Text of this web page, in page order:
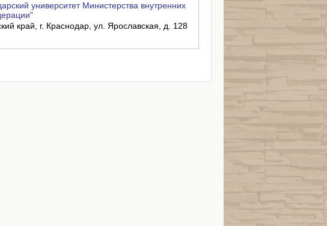
университет Министерства внутренних
край, г. Краснодар, ул. Ярославская, д. 128